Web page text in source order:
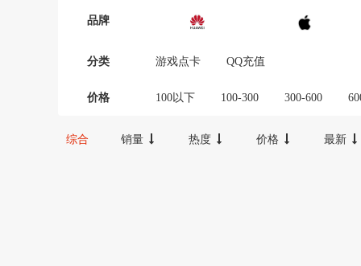
品牌
分类 游戏点卡 QQ充值
价格 100以下 100-300 300-600
综合
销量 热度 价格 最新